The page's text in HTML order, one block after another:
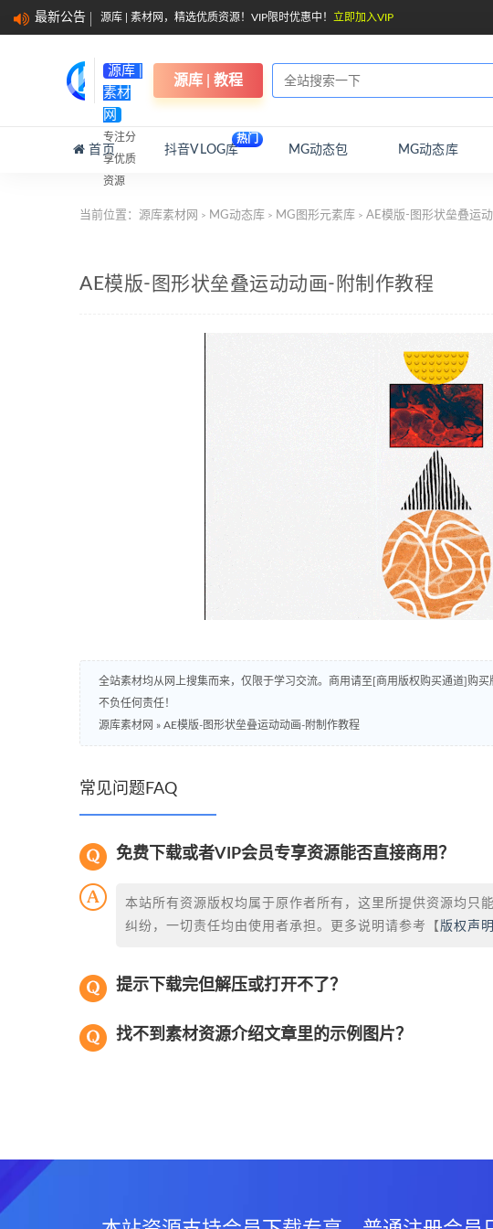
最新公告 源库 | 素材网，精选优质资源！VIP限时优惠中！ 立即加入VIP
源库 |
素材
网
专注分
享优质
资源
源库 | 教程
首页 抖音VLOG库
热门
MG动态包 MG动态库
当前位置： 源库素材网 > MG动态库 > MG图形元素库 > AE模版-图形状垒叠运
AE模版-图形状垒叠运动动画-附制作教程
全站素材均从网上搜集而来，仅限于学习交流。商用请至[商用版权购买通道]购
不负任何责任！
源库素材网 » AE模版-图形状垒叠运动动画-附制作教程
常见问题FAQ
免费下载或者VIP会员专享资源能否直接商用？
本站所有资源版权均属于原作者所有，这里所提供资源均只
纠纷，一切责任均由使用者承担。更多说明请参考【 版权声明
提示下载完但解压或打开不了？
找不到素材资源介绍文章里的示例图片？